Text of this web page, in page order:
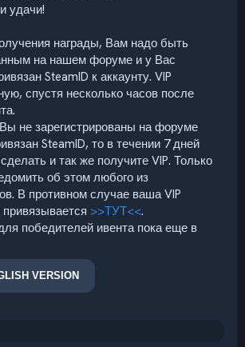
удачи!
награды, Вам надо быть
на нашем форуме и у Вас
SteamID к аккаунту. VIP
спустя несколько часов после
не зарегистрированы на форуме
SteamID, то в течении 7 дней
и так же получите VIP. Только
об этом любого из
В противном случае ваша VIP
привязывается >>ТУТ<<.
победителей ивента пока еще в
VERSION